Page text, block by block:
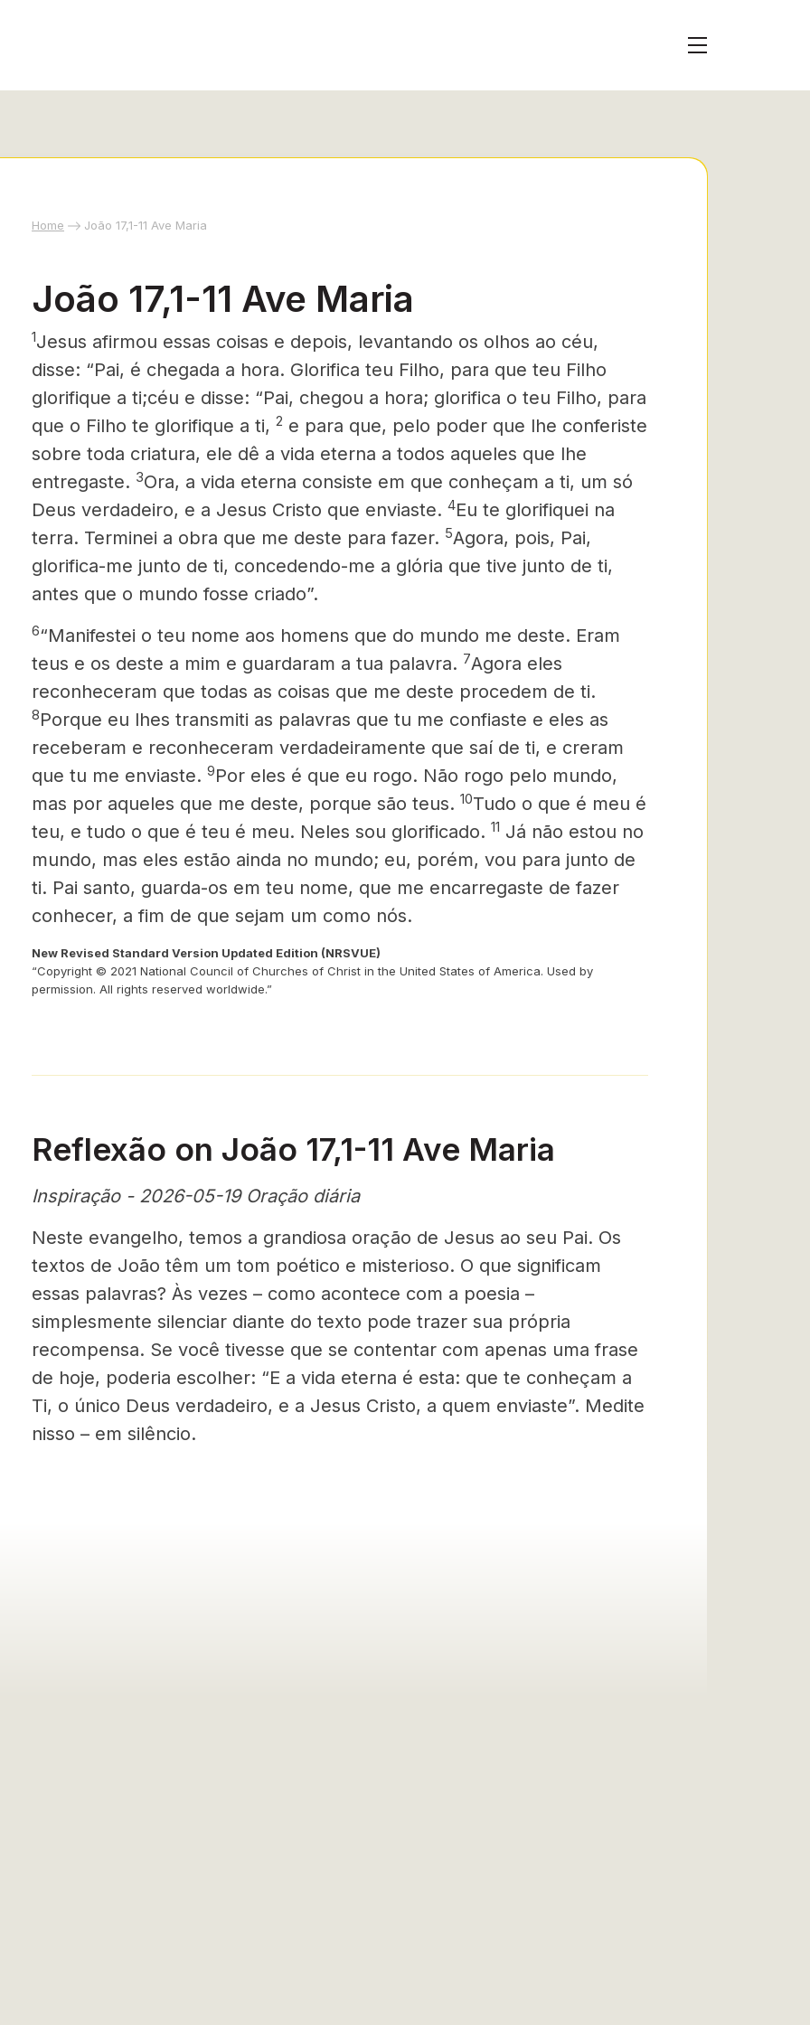
Home João 17,1-11 Ave Maria
João 17,1-11 Ave Maria
1Jesus afirmou essas coisas e depois, levan­tando os olhos ao céu,
disse: “Pai, é chegada a hora. Glorifica teu Filho, para que teu Filho
glorifique a ti;céu e disse: “Pai, chegou a hora; glorifica o teu Filho, para
que o Filho te glorifique a ti, 2 e para que, pelo poder que lhe conferiste
sobre toda criatura, ele dê a vida eterna a todos aqueles que lhe
entregaste. 3Ora, a vida eterna consiste em que conheçam a ti, um só
Deus verdadeiro, e a Jesus Cristo que enviaste. 4Eu te glorifiquei na
terra. Terminei a obra que me deste para fazer. 5Agora, pois, Pai,
glorifica-me junto de ti, concedendo-me a glória que tive junto de ti,
antes que o mundo fosse criado”.
6“Manifestei o teu nome aos homens que do mundo me deste. Eram
teus e os deste a mim e guardaram a tua palavra. 7Agora eles
reconheceram que todas as coisas que me deste procedem de ti.
8Porque eu lhes transmiti as palavras que tu me confiaste e eles as
receberam e reconheceram verdadeiramente que saí de ti, e creram
que tu me enviaste. 9Por eles é que eu rogo. Não rogo pelo mundo,
mas por aqueles que me deste, porque são teus. 10Tudo o que é meu é
teu, e tudo o que é teu é meu. Neles sou glorificado. 11 Já não estou no
mundo, mas eles estão ainda no mundo; eu, porém, vou para junto de
ti. Pai santo, guarda-os em teu nome, que me encarregaste de fazer
conhecer, a fim de que sejam um como nós.
New Revised Standard Version Updated Edition (NRSVUE)
“Copyright © 2021 National Council of Churches of Christ in the United States of America. Used by
permission. All rights reserved worldwide.”
Reflexão on João 17,1-11 Ave Maria
Inspiração - 2026-05-19 Oração diária
Neste evangelho, temos a grandiosa oração de Jesus ao seu Pai. Os
textos de João têm um tom poético e misterioso. O que significam
essas palavras? Às vezes – como acontece com a poesia –
simplesmente silenciar diante do texto pode trazer sua própria
recompensa. Se você tivesse que se contentar com apenas uma frase
de hoje, poderia escolher: “E a vida eterna é esta: que te conheçam a
Ti, o único Deus verdadeiro, e a Jesus Cristo, a quem enviaste”. Medite
nisso – em silêncio.